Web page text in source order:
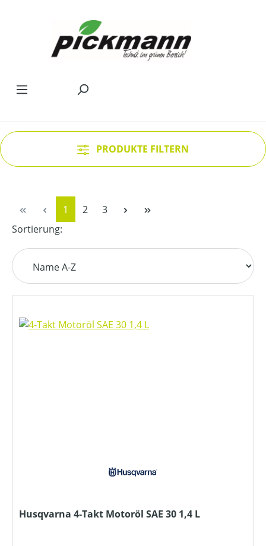
PRODUKTE FILTERN
Seite
1 Seite
2 Seite
3
Sortierung:
Husqvarna 4-Takt Motoröl SAE 30 1,4 L